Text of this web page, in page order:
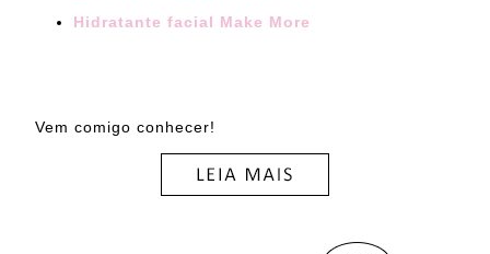
Hidratante facial Make More
Vem comigo conhecer!